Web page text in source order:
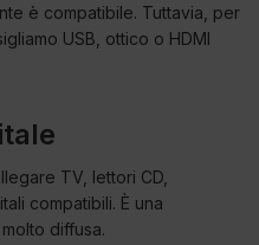
è compatibile. Tuttavia, per
USB, ottico o HDMI
TV, lettori CD,
compatibili. È una
diffusa.